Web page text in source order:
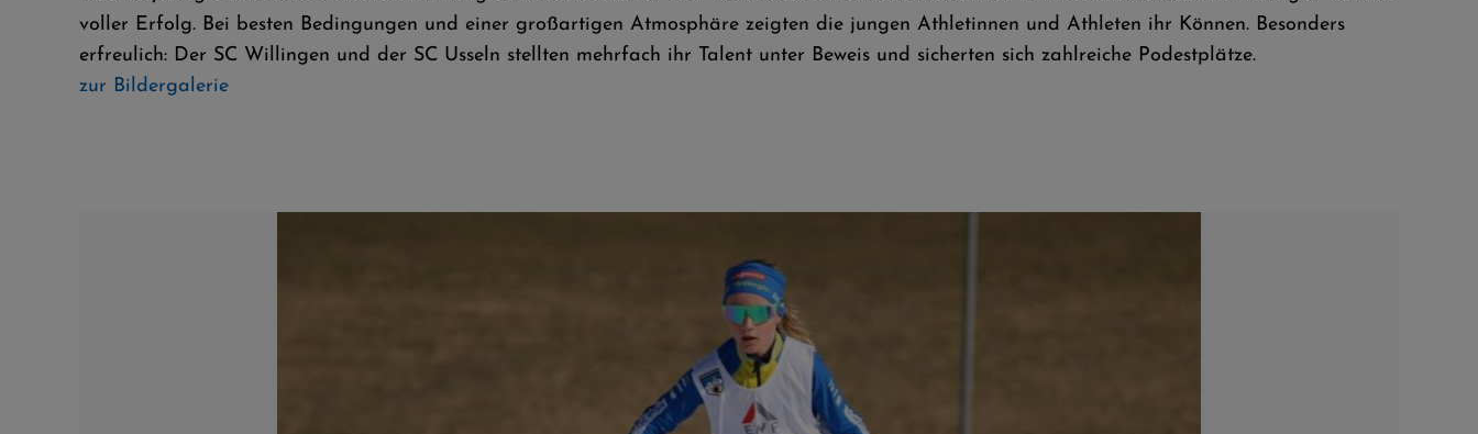
voller Erfolg. Bei besten Bedingungen und einer großartigen Atmosphäre zeigten die jungen Athletinnen und Athleten ihr Können. Besonders
erfreulich: Der SC Willingen und der SC Usseln stellten mehrfach ihr Talent unter Beweis und sicherten sich zahlreiche Podestplätze.
zur Bildergalerie